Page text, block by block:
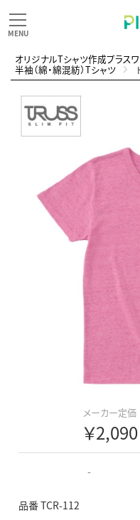
オリジナルTシャツ作成プラス
半袖（綿・綿混紡）Tシャツ
メーカー定価
￥2,090
-
品番 TCR-112